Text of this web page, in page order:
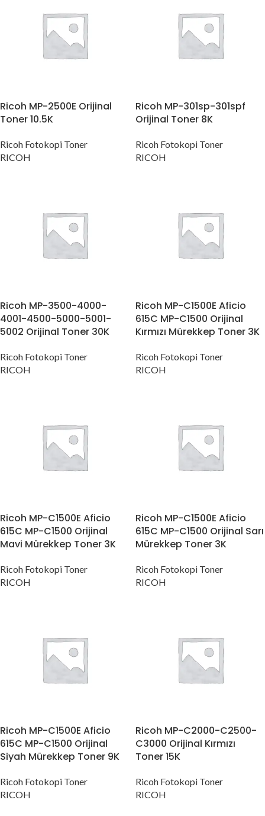
Ricoh MP-2500E Orijinal
Toner 10.5K
Ricoh Fotokopi Toner
RICOH
Ricoh MP-301sp-301spf
Orijinal Toner 8K
Ricoh Fotokopi Toner
RICOH
Ricoh MP-3500-4000-
4001-4500-5000-5001-
5002 Orijinal Toner 30K
Ricoh Fotokopi Toner
RICOH
Ricoh MP-C1500E Aficio
615C MP-C1500 Orijinal
Kırmızı Mürekkep Toner 3K
Ricoh Fotokopi Toner
RICOH
Ricoh MP-C1500E Aficio
615C MP-C1500 Orijinal
Mavi Mürekkep Toner 3K
Ricoh Fotokopi Toner
RICOH
Ricoh MP-C1500E Aficio
615C MP-C1500 Orijinal Sarı
Mürekkep Toner 3K
Ricoh Fotokopi Toner
RICOH
Ricoh MP-C1500E Aficio
615C MP-C1500 Orijinal
Siyah Mürekkep Toner 9K
Ricoh Fotokopi Toner
RICOH
Ricoh MP-C2000-C2500-
C3000 Orijinal Kırmızı
Toner 15K
Ricoh Fotokopi Toner
RICOH